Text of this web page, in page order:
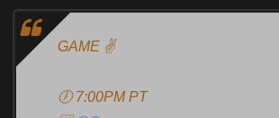
GAME ✌️
🕖 7:00PM PT